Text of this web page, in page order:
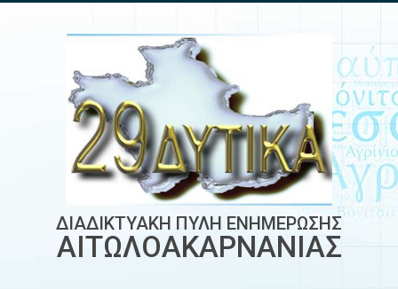
ΔΙΑΔΙΚΤΥΑΚΗ ΠΥΛΗ ΕΝΗΜΕΡΩΣΗΣ
ΑΙΤΩΛΟΑΚΑΡΝΑΝΙΑΣ